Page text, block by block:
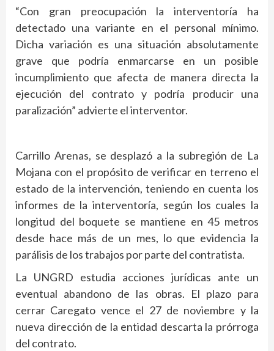
“Con gran preocupación la interventoría ha
detectado una variante en el personal mínimo.
Dicha variación es una situación absolutamente
grave que podría enmarcarse en un posible
incumplimiento que afecta de manera directa la
ejecución del contrato y podría producir una
paralización” advierte el interventor.
Carrillo Arenas, se desplazó a la subregión de La
Mojana con el propósito de verificar en terreno el
estado de la intervención, teniendo en cuenta los
informes de la interventoría, según los cuales la
longitud del boquete se mantiene en 45 metros
desde hace más de un mes, lo que evidencia la
parálisis de los trabajos por parte del contratista.
La UNGRD estudia acciones jurídicas ante un
eventual abandono de las obras. El plazo para
cerrar Caregato vence el 27 de noviembre y la
nueva dirección de la entidad descarta la prórroga
del contrato.